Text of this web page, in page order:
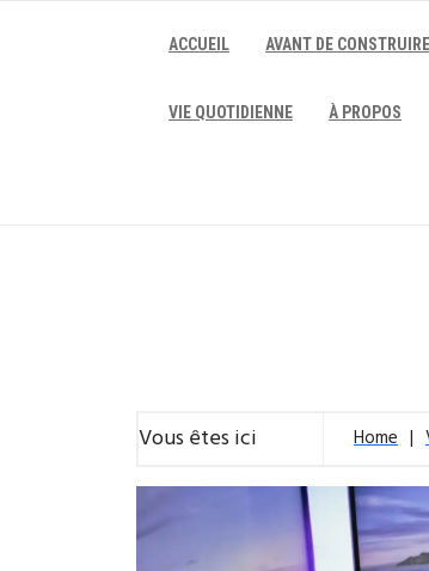
ACCUEIL AVANT DE CONSTRUIRE
VIE QUOTIDIENNE À PROPOS
Vous êtes ici Home